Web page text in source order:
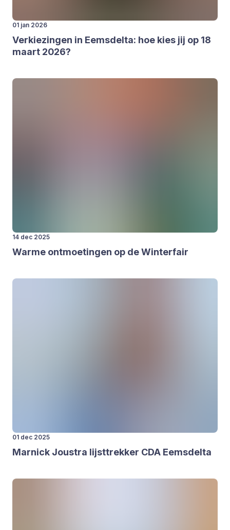
01 jan 2026
Ver­kie­zin­gen in Eems­del­ta: hoe kies jij op 18
maart 2026?
14 dec 2025
War­me ont­moe­tin­gen op de Win­ter­fair
01 dec 2025
Mar­nick Jous­tra lijst­trek­ker CDA Eems­del­ta